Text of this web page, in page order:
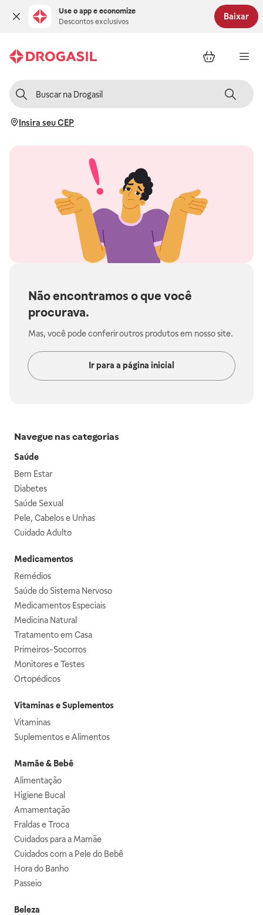
Use o app e economize
Descontos exclusivos
Baixar
Insira seu CEP
Não encontramos o que você
procurava.
Mas, você pode conferir outros produtos em nosso site.
Ir para a página inicial
Navegue nas categorias
Saúde
Bem Estar
Diabetes
Saúde Sexual
Pele, Cabelos e Unhas
Cuidado Adulto
Medicamentos
Remédios
Saúde do Sistema Nervoso
Medicamentos Especiais
Medicina Natural
Tratamento em Casa
Primeiros-Socorros
Monitores e Testes
Ortopédicos
Vitaminas e Suplementos
Vitaminas
Suplementos e Alimentos
Mamãe & Bebê
Alimentação
Higiene Bucal
Amamentação
Fraldas e Troca
Cuidados para a Mamãe
Cuidados com a Pele do Bebê
Hora do Banho
Passeio
Beleza